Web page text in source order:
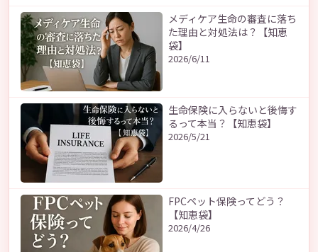
メディケア生命の審査に落ち
た理由と対処法は？【知恵
袋】
2026/6/11
生命保険に入らないと後悔す
るって本当？【知恵袋】
2026/5/21
FPCペット保険ってどう？
【知恵袋】
2026/4/26